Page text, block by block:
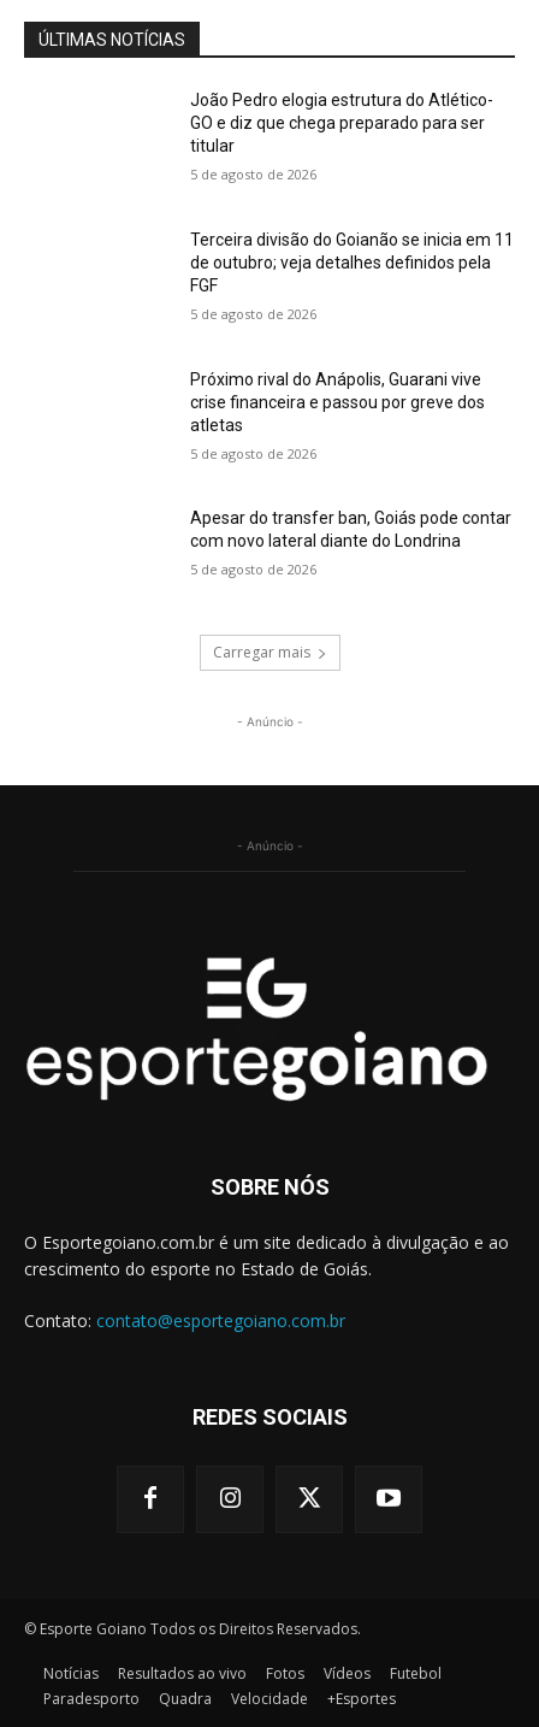
ÚLTIMAS NOTÍCIAS
João Pedro elogia estrutura do Atlético-
GO e diz que chega preparado para ser
titular
5 de agosto de 2026
Terceira divisão do Goianão se inicia em 11
de outubro; veja detalhes definidos pela
FGF
5 de agosto de 2026
Próximo rival do Anápolis, Guarani vive
crise financeira e passou por greve dos
atletas
5 de agosto de 2026
Apesar do transfer ban, Goiás pode contar
com novo lateral diante do Londrina
5 de agosto de 2026
Carregar mais
- Anúncio -
- Anúncio -
SOBRE NÓS
O Esportegoiano.com.br é um site dedicado à divulgação e ao
crescimento do esporte no Estado de Goiás.
Contato: contato@esportegoiano.com.br
REDES SOCIAIS
© Esporte Goiano Todos os Direitos Reservados.
Notícias Resultados ao vivo Fotos Vídeos
Futebol
Paradesporto
Quadra Velocidade +Esportes